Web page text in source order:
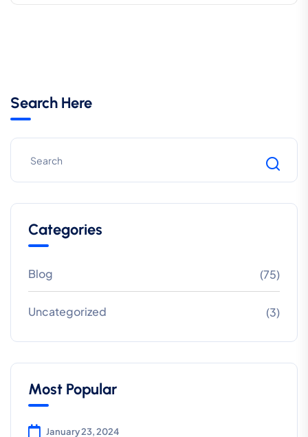
Search Here
Categories
Blog (75)
Uncategorized (3)
Most Popular
January 23, 2024